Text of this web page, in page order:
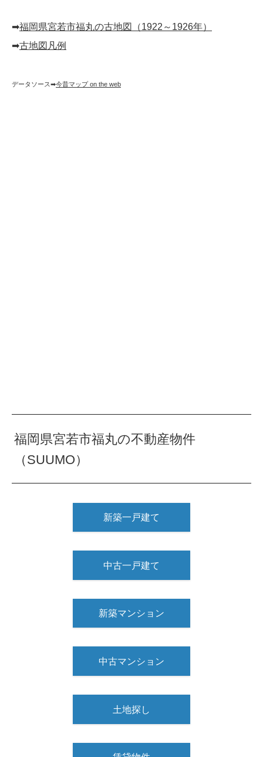
➡︎福岡県宮若市福丸の古地図（1922～1926年）
➡︎古地図凡例
データソース➡︎今昔マップ on the web
福岡県宮若市福丸の不動産物件
（SUUMO）
新築一戸建て
中古一戸建て
新築マンション
中古マンション
土地探し